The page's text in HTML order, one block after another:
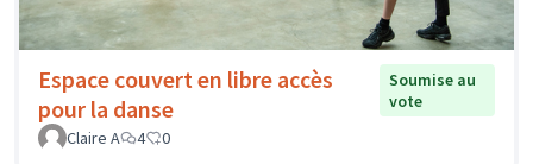
Espace couvert en libre accès
pour la danse
Soumise au
vote
Claire A
4 0